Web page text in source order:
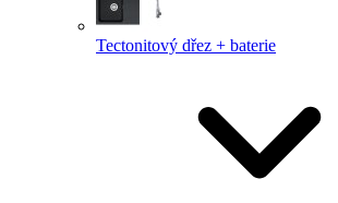
Tectonitový dřez + baterie